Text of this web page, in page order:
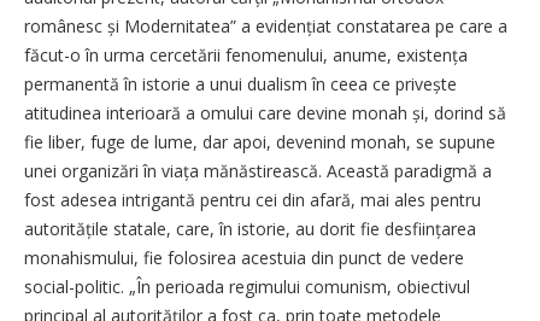
românesc și Modernitatea” a evidențiat constatarea pe care a
făcut-o în urma cercetării fenomenului, anume, existența
permanentă în istorie a unui dualism în ceea ce privește
atitudinea interioară a omului care devine monah și, dorind să
fie liber, fuge de lume, dar apoi, devenind monah, se supune
unei organizări în viața mănăstirească. Această paradigmă a
fost adesea intrigantă pentru cei din afară, mai ales pentru
auto­ritățile statale, care, în istorie, au dorit fie desființarea
monahismului, fie folosirea acestuia din punct de vedere
social-politic. „În perioada regimului comunism, obiectivul
principal al autorităților a fost ca, prin toate metodele